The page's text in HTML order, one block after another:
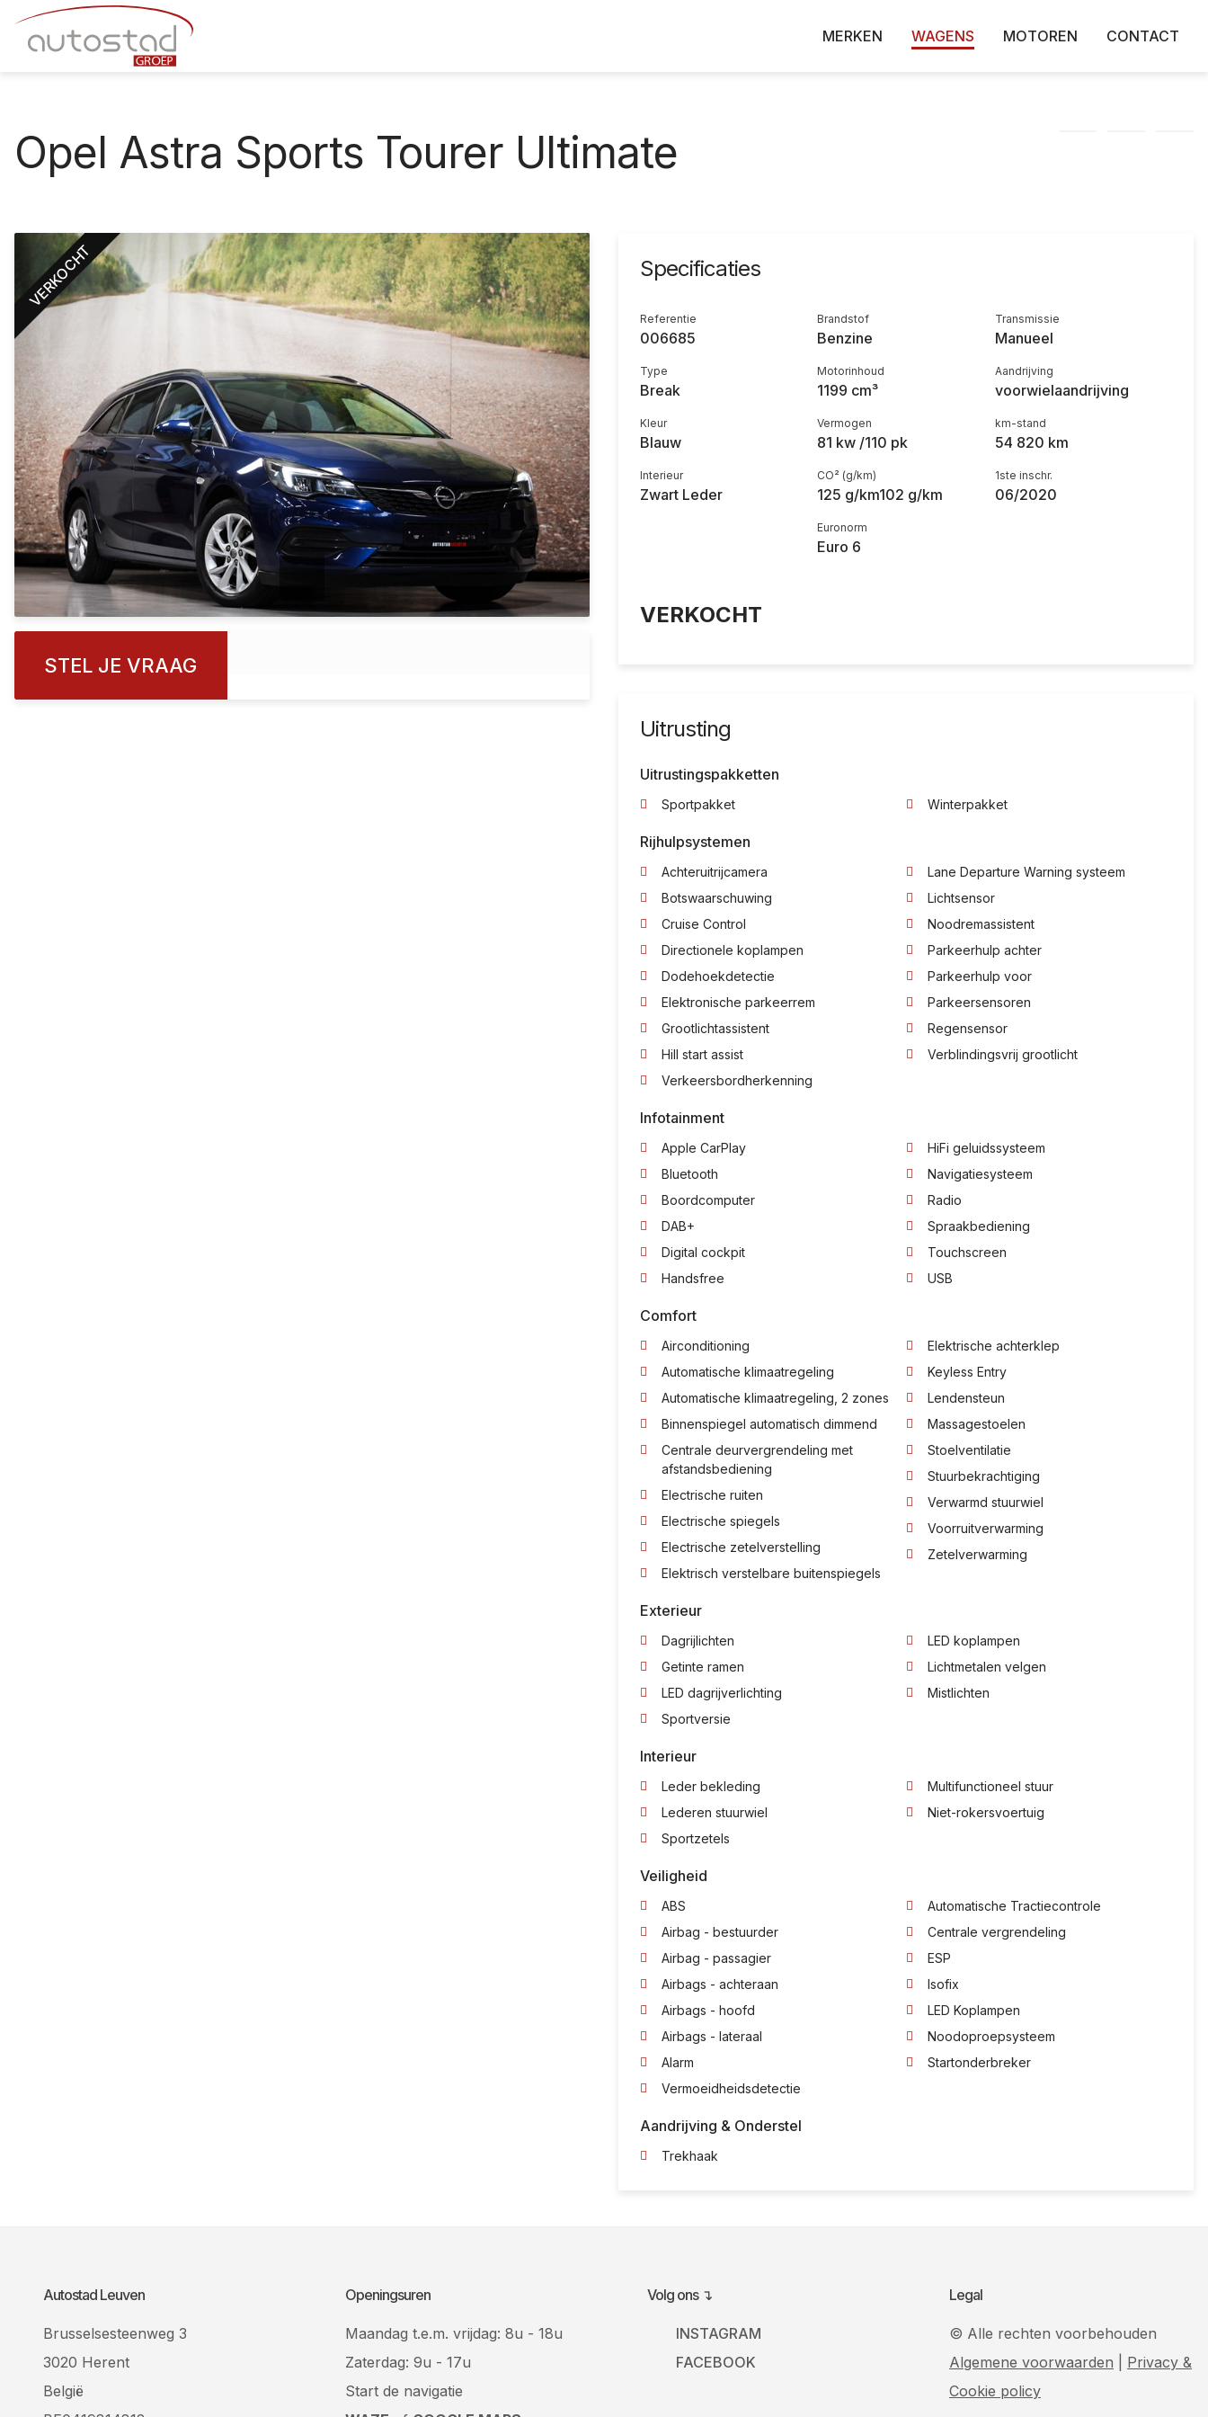
MERKEN WAGENS MOTOREN CONTACT
Opel Astra Sports Tourer Ultimate
VERKOCHT
STEL JE VRAAG
Specificaties
Referentie
006685
Type
Break
Kleur
Blauw
Interieur
Zwart Leder
Brandstof
Benzine
Motorinhoud
1199 cm³
Vermogen
81 kw /110 pk
CO² (g/km)
125 g/km102 g/km
Euronorm
Euro 6
Transmissie
Manueel
Aandrijving
voorwielaandrijving
km-stand
54 820 km
1ste inschr.
06/2020
VERKOCHT
Uitrusting
Uitrustingspakketten
Sportpakket Winterpakket
Rijhulpsystemen
Achteruitrijcamera
Botswaarschuwing
Cruise Control
Directionele koplampen
Dodehoekdetectie
Elektronische parkeerrem
Grootlichtassistent
Hill start assist
Verkeersbordherkenning
Lane Departure Warning systeem
Lichtsensor
Noodremassistent
Parkeerhulp achter
Parkeerhulp voor
Parkeersensoren
Regensensor
Verblindingsvrij grootlicht
Infotainment
Apple CarPlay
Bluetooth
Boordcomputer
DAB+
Digital cockpit
Handsfree
HiFi geluidssysteem
Navigatiesysteem
Radio
Spraakbediening
Touchscreen
USB
Comfort
Airconditioning
Automatische klimaatregeling
Automatische klimaatregeling, 2 zones
Binnenspiegel automatisch dimmend
Centrale deurvergrendeling met
afstandsbediening
Electrische ruiten
Electrische spiegels
Electrische zetelverstelling
Elektrisch verstelbare buitenspiegels
Elektrische achterklep
Keyless Entry
Lendensteun
Massagestoelen
Stoelventilatie
Stuurbekrachtiging
Verwarmd stuurwiel
Voorruitverwarming
Zetelverwarming
Exterieur
Dagrijlichten
Getinte ramen
LED dagrijverlichting
Sportversie
LED koplampen
Lichtmetalen velgen
Mistlichten
Interieur
Leder bekleding
Lederen stuurwiel
Sportzetels
Multifunctioneel stuur
Niet-rokersvoertuig
Veiligheid
ABS
Airbag - bestuurder
Airbag - passagier
Airbags - achteraan
Airbags - hoofd
Airbags - lateraal
Alarm
Vermoeidheidsdetectie
Automatische Tractiecontrole
Centrale vergrendeling
ESP
Isofix
LED Koplampen
Noodoproepsysteem
Startonderbreker
Aandrijving & Onderstel
Trekhaak
Autostad Leuven
Brusselsesteenweg 3
3020 Herent
België
Openingsuren
Maandag t.e.m. vrijdag: 8u - 18u
Zaterdag: 9u - 17u
Start de navigatie
Volg ons ↴
INSTAGRAM
FACEBOOK
Legal
© Alle rechten voorbehouden
Algemene voorwaarden
Privacy &
Cookie policy